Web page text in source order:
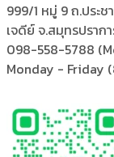
999/1 หมู่ 9 ถ.ประ
เจดีย์ จ.สมุทรปราก
098-558-5788
Monday - Friday